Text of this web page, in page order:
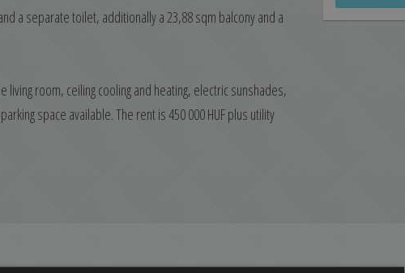
a separate toilet, additionally a 23,88 sqm balcony and a
room, ceiling cooling and heating, electric sunshades,
space available. The rent is 450 000 HUF plus utility